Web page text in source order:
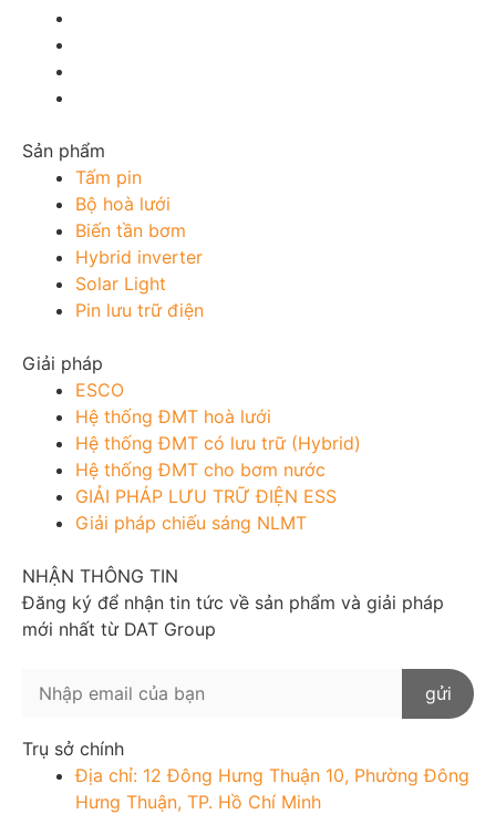
Sản phẩm
Tấm pin
Bộ hoà lưới
Biến tần bơm
Hybrid inverter
Solar Light
Pin lưu trữ điện
Giải pháp
ESCO
Hệ thống ĐMT hoà lưới
Hệ thống ĐMT có lưu trữ (Hybrid)
Hệ thống ĐMT cho bơm nước
GIẢI PHÁP LƯU TRỮ ĐIỆN ESS
Giải pháp chiếu sáng NLMT
NHẬN THÔNG TIN
Đăng ký để nhận tin tức về sản phẩm và giải pháp
mới nhất từ DAT Group
Trụ sở chính
Địa chỉ: 12 Đông Hưng Thuận 10, Phường Đông
Hưng Thuận, TP. Hồ Chí Minh